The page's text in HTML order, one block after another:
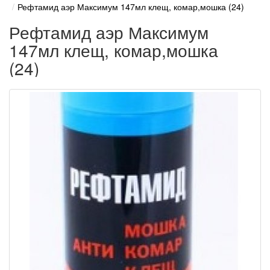
Рефтамид аэр Максимум 147мл клещ, комар,мошка (24)
Рефтамид аэр Максимум
147мл клещ, комар,мошка
(24)